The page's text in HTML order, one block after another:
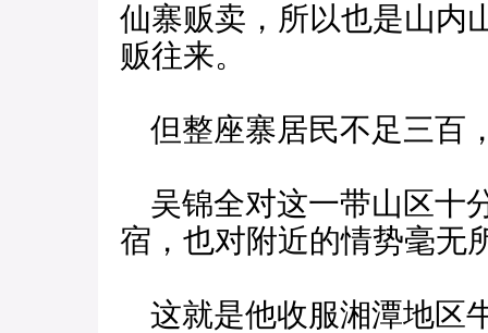
仙寨贩卖，所以也是山内
贩往来。
但整座寨居民不足三百
吴锦全对这一带山区十
宿，也对附近的情势毫无
这就是他收服湘潭地区